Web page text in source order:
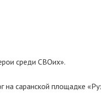
среди СВОих».
на саранской площадке